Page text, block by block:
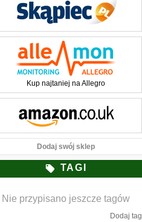
Kup najtaniej na Allegro
Dodaj swój sklep
TAGI
Nie przypisano jeszcze tagów
Dodaj tag